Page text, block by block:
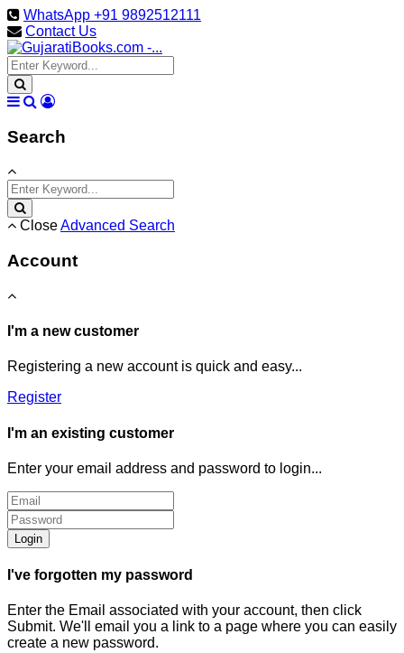
WhatsApp +91 9892512111
Contact Us
Search
CloseAdvanced Search
Account
I'm a new customer
Registering a new account is quick and easy...
Register
I'm an existing customer
Enter your email address and password to login...
Login
I've forgotten my password
Enter the Email associated with your account, then click
Submit. We'll email you a link to a page where you can easily
create a new password.